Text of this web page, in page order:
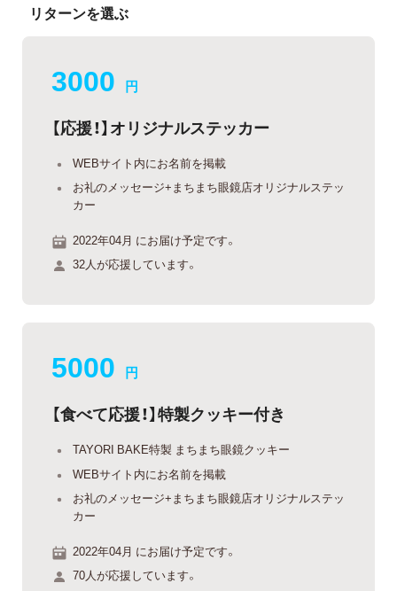
リターンを選ぶ
3000 円
【応援！】オリジナルステッカー
WEBサイト内にお名前を掲載
お礼のメッセージ+まちまち眼鏡店オリジナルステッ
カー
2022年04月 にお届け予定です。
32人が応援しています。
5000 円
【食べて応援！】特製クッキー付き
TAYORI BAKE特製 まちまち眼鏡クッキー
WEBサイト内にお名前を掲載
お礼のメッセージ+まちまち眼鏡店オリジナルステッ
カー
2022年04月 にお届け予定です。
70人が応援しています。